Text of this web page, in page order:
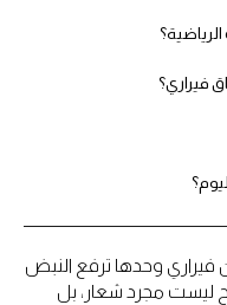
فيراري؟
وحدها ترفع النبض
ليست مجرد شعار، بل